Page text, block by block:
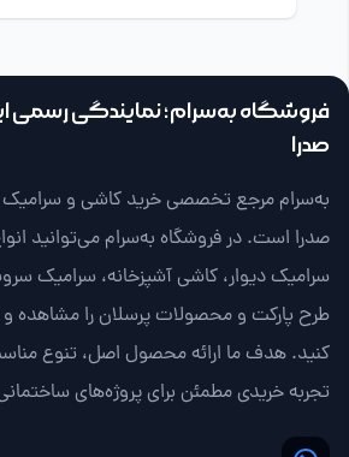
فروشگاه به‌سرام؛ نمایندگی رسمی
صدرا
به‌سرام مرجع تخصصی خرید کاشی و سرامیک
صدرا است. در فروشگاه به‌سرام می‌توانید
سرامیک دیوار، کاشی آشپزخانه، سرامیک
طرح پارکت و محصولات پرسلان را مشاهده و
کنید. هدف ما ارائه محصول اصل، تنوع
تجربه خریدی مطمئن برای پروژه‌های